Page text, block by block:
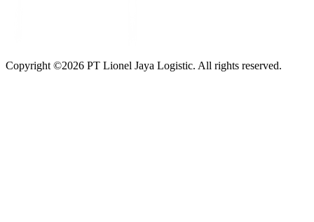
Copyright ©2026 PT Lionel Jaya Logistic. All rights reserved.